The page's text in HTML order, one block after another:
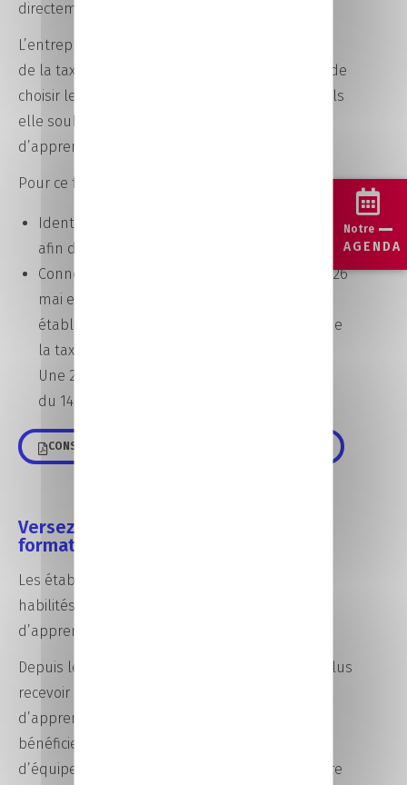
Notre
AGENDA
directement aux établissements de formation.
L’entreprise doit utiliser la plateforme du solde
de la taxe d’apprentissage
. Elle permet de
choisir les établissements bénéficiaires auxquels
elle souhaite affecter le solde de la taxe
d’apprentissage.
Pour ce faire :
Identifiez-vous sur le portail Net-entreprises.fr
afin d’obtenir un accès à la base
Connectez-vous à la base Soltéa à partir du 26
mai et jusqu’au 27 juin afin de choisir les
établissements qui bénéficieront du solde de
la taxe d’apprentissage.
Une 2ème période de fléchage sera possible
du 14 juillet au 24 octobre 2025.
CONSULTER LE CALENDRIER DE LA PLATEFORME SOLTÉA
Versez aux établissements de
formation de la CCI !
Les établissements de formation des CCI sont
habilités à percevoir le solde de la taxe
d’apprentissage (fraction de 13 %).
Depuis le 1er janvier 2020, les CFA ne peuvent plus
recevoir de versements directs de taxe
d’apprentissage. Ils peuvent cependant
bénéficier de dons en nature, sous forme
d’équipements et de matériels afin de répondre